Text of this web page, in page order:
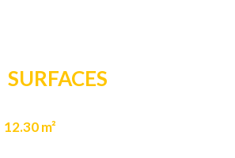
SURFACES
12.30 m²